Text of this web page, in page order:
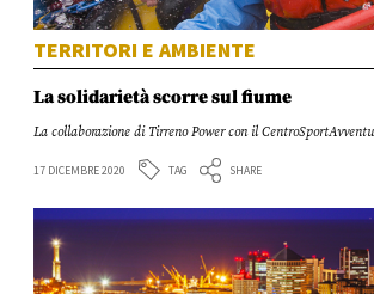
TERRITORI E AMBIENTE
La solidarietà scorre sul fiume
La collaborazione di Tirreno Power con il
17 DICEMBRE 2020 TAG SHARE